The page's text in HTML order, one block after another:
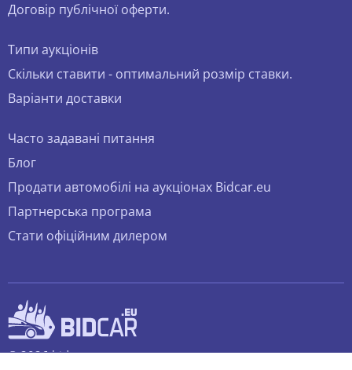
Договір публічної оферти.
Типи аукціонів
Скільки ставити - оптимальний розмір ставки.
Варіанти доставки
Часто задавані питання
Блог
Продати автомобілі на аукціонах Bidcar.eu
Партнерська програма
Стати офіційним дилером
© 2026 bidcar.eu